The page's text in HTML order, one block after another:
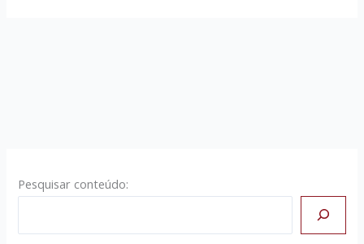
Pesquisar conteúdo: